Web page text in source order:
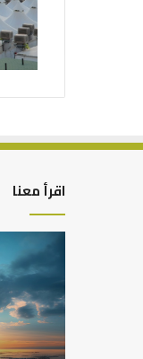
اقرأ معنا
التوازن
عمل
الدنيا
وطلب
الآخرة